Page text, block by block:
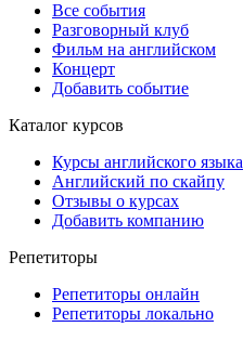
Все события
Разговорный клуб
Фильм на английском
Концерт
Добавить событие
Каталог курсов
Курсы английского языка
Английский по скайпу
Отзывы о курсах
Добавить компанию
Репетиторы
Репетиторы онлайн
Репетиторы локально